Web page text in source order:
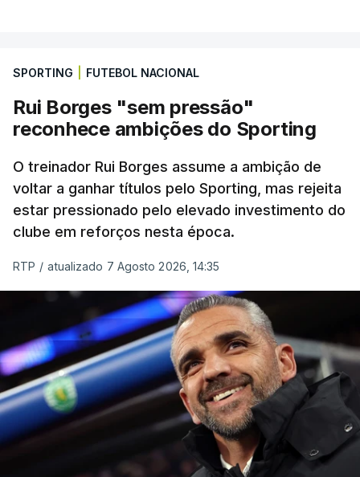
SPORTING FUTEBOL NACIONAL
Rui Borges "sem pressão"
reconhece ambições do Sporting
O treinador Rui Borges assume a ambição de
voltar a ganhar títulos pelo Sporting, mas rejeita
estar pressionado pelo elevado investimento do
clube em reforços nesta época.
RTP / atualizado 7 Agosto 2026, 14:35